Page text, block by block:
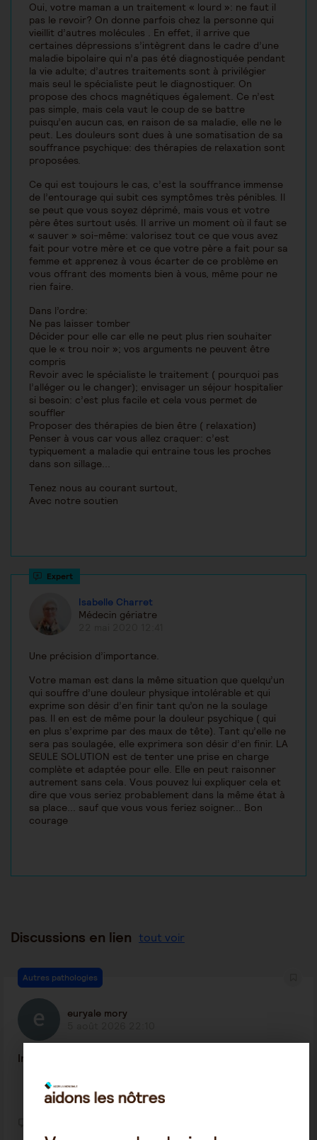
Oui, votre maman a un traitement « lourd »: ne faut il
pas le revoir? On donne parfois chez la personne qui
vieillit d’autres molécules . En effet, il arrive que
certaines dépressions s’intègrent dans le cadre d’une
maladie bipolaire qui n’a pas été diagnostiquée pendant
la vie adulte; d’autres traitements sont à privilégier
mais seul le spécialiste peut le diagnostiquer. On
propose des chocs magnétiques également. Ce n’est
pas simple, mais cela vaut le coup de se battre
puisqu’en aucun cas, en raison de sa maladie, elle ne le
peut. Les douleurs sont dues à une somatisation de sa
souffrance psychique: des thérapies de relaxation sont
proposées.
Ce qui est toujours le cas, c’est la souffrance immense
de l’entourage qui subit ces symptômes très pénibles. Il
se peut que vous soyez déprimé, mais vous et votre
père êtes surtout usés. Il arrive un moment où il faut se
« sauver » soi-même: valorisez tout ce que vous avez
fait pour votre mère et ce que votre père a fait pour sa
femme et apprenez à vous écarter de ce problème en
vous offrant des moments bien à vous, même pour ne
rien faire.
Dans l’ordre:
Ne pas laisser tomber
Décider pour elle car elle ne peut plus rien souhaiter
que le « trou noir »; vos arguments ne peuvent être
compris
Revoir avec le spécialiste le traitement ( pourquoi pas
l’alléger ou le changer); envisager un séjour hospitalier
si besoin: c’est plus facile et cela vous permet de
souffler
Proposer des thérapies de bien être ( relaxation)
Penser à vous car vous allez craquer: c’est
typiquement a maladie qui entraine tous les proches
dans son sillage...
Tenez nous au courant surtout,
Avec notre soutien
Isabelle Charret
Médecin gériatre
Une précision d’importance.
Votre maman est dans la même situation que quelqu’un
qui souffre d’une douleur physique intolérable et qui
exprime son désir d’en finir tant qu’on ne la soulage
pas. Il en est de même pour la douleur psychique ( qui
en plus s’exprime par des maux de tête). Tant qu’elle ne
sera pas soulagée, elle exprimera son désir d’en finir. LA
SEULE SOLUTION est de tenter une prise en charge
complète et adaptée pour elle. Elle en peut raisonner
autrement sans cela. Vous pouvez lui expliquer cela et
dire que vous seriez probablement dans la même état à
sa place... sauf que vous vous feriez soigner... Bon
courage
Discussions en lien tout voir
Autres pathologies
euryale mory
Investigation neuro